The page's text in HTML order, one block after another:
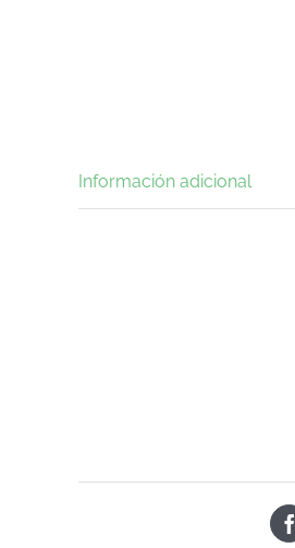
Información adicional